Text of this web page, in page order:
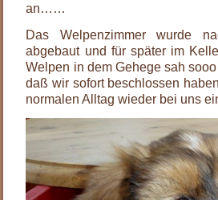
an……
Das Welpenzimmer wurde
abgebaut und für später im
Welpen in dem Gehege sah
daß wir sofort beschlossen
normalen Alltag wieder bei uns